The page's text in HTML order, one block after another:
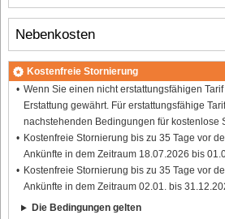
Nebenkosten
Kostenfreie Stornierung
Wenn Sie einen nicht erstattungsfähigen
Erstattung gewährt. Für erstattungsfähige
nachstehenden Bedingungen für kostenlose
Kostenfreie Stornierung bis zu 35 Tage vor
Ankünfte in dem Zeitraum 18.07.2026 bis
Kostenfreie Stornierung bis zu 35 Tage vor
Ankünfte in dem Zeitraum 02.01. bis
Die Bedingungen gelten